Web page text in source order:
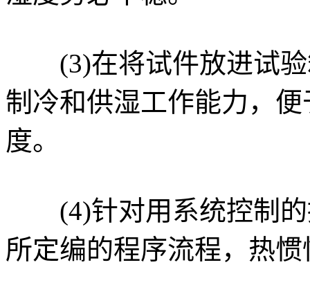
(3)在将试件放进试验
制冷和供湿工作能力，
度。
(4)针对用系统控制的
所定编的程序流程，热